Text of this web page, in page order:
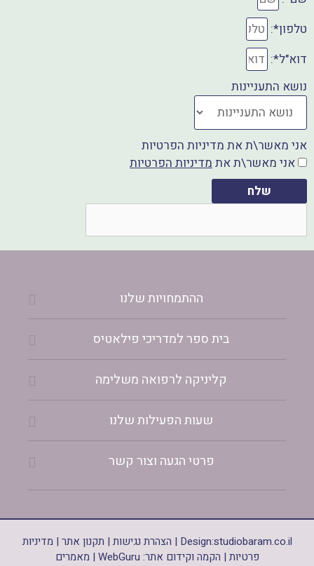
טלפון*:
דוא"ל*:
נושא התעניינות
אני מאשר\ת את מדיניות הפרטיות
אני מאשר\ת את מדיניות הפרטיות
שלח
ההתמחויות שלנו
בית ספר למדריכי פילאטיס
קליניקה לרפואה משלימה
שעות הפעילות שלנו
פרטי הגעה וצור קשר
Design:studiobaram.co.il
| הצהרת נגישות | תקנון אתר | מדיניות
פרטיות | הקמה וקידום אתר: WebGuru | מאמרים